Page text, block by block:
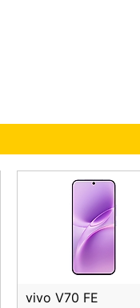
vivo V70 FE